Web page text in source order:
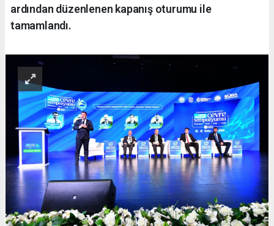
ardından düzenlenen kapanış oturumu ile
tamamlandı.